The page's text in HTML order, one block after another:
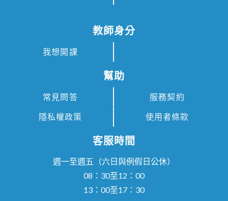
教師身分
我想開課
幫助
常見問答 服務契約
隱私權政策 使用者條款
客服時間
週一至週五（六日與例假日公休）
08：30至12：00
13：00至17：30